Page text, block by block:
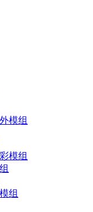
模组
模组
组